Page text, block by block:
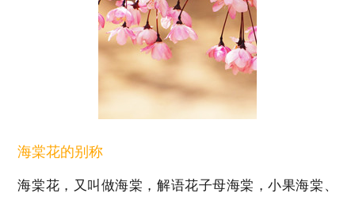
海棠花的别称
海棠花，又叫做海棠，解语花子母海棠，小果海棠、